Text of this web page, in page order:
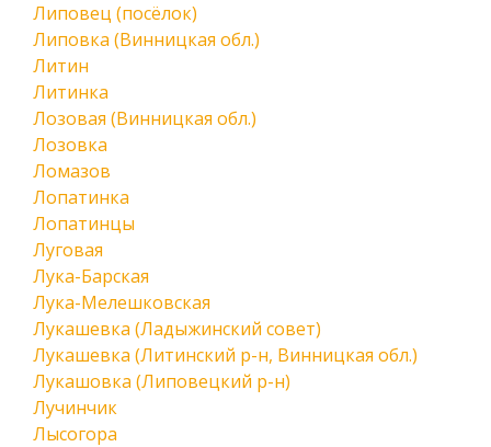
Липовец (посёлок)
Липовка (Винницкая обл.)
Литин
Литинка
Лозовая (Винницкая обл.)
Лозовка
Ломазов
Лопатинка
Лопатинцы
Луговая
Лука-Барская
Лука-Мелешковская
Лукашевка (Ладыжинский совет)
Лукашевка (Литинский р-н, Винницкая обл.)
Лукашовка (Липовецкий р-н)
Лучинчик
Лысогора